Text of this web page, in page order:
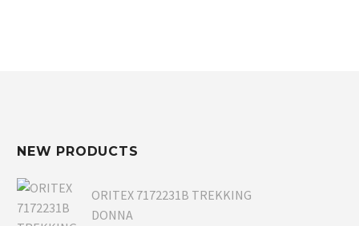
NEW PRODUCTS
ORITEX 7172231B TREKKING
DONNA